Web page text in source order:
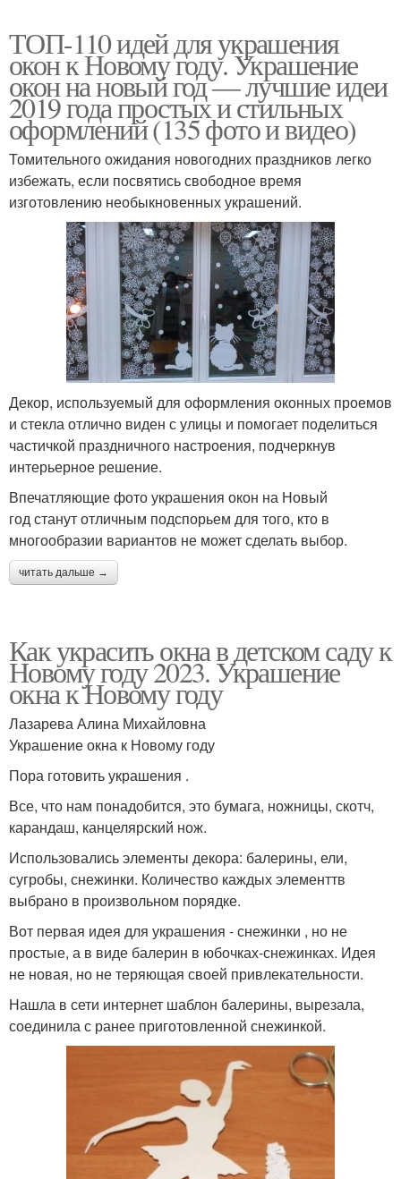
ТОП-110 идей для украшения
окон к Новому году. Украшение
окон на новый год — лучшие идеи
2019 года простых и стильных
оформлений (135 фото и видео)
Томительного ожидания новогодних праздников легко
избежать, если посвятись свободное время
изготовлению необыкновенных украшений.
Декор, используемый для оформления оконных проемов
и стекла отлично виден с улицы и помогает поделиться
частичкой праздничного настроения, подчеркнув
интерьерное решение.
Впечатляющие фото украшения окон на Новый
год станут отличным подспорьем для того, кто в
многообразии вариантов не может сделать выбор.
читать дальше →
Как украсить окна в детском саду к
Новому году 2023. Украшение
окна к Новому году
Лазарева Алина Михайловна
Украшение окна к Новому году
Пора готовить украшения .
Все, что нам понадобится, это бумага, ножницы, скотч,
карандаш, канцелярский нож.
Использовались элементы декора: балерины, ели,
сугробы, снежинки. Количество каждых элементтв
выбрано в произвольном порядке.
Вот первая идея для украшения - снежинки , но не
простые, а в виде балерин в юбочках-снежинках. Идея
не новая, но не теряющая своей привлекательности.
Нашла в сети интернет шаблон балерины, вырезала,
соединила с ранее приготовленной снежинкой.